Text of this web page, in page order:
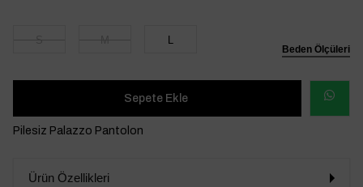
Beden Ölçüleri
L
VER
Pilesiz Palazzo Pantolon
Ürün Özellikleri